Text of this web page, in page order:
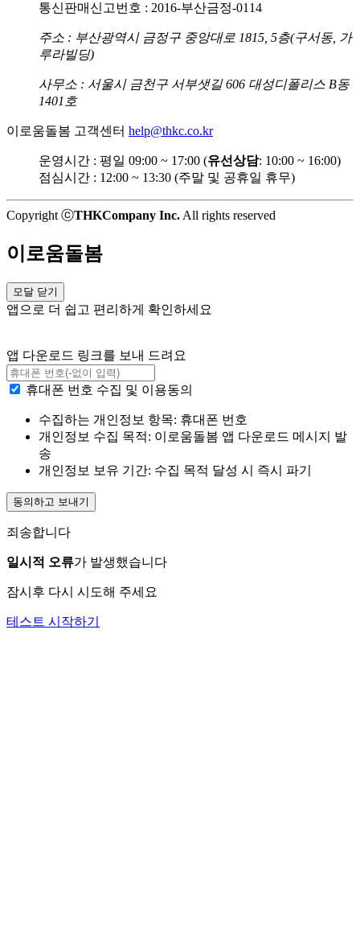
통신판매신고번호 : 2016-부산금정-0114
주소 : 부산광역시 금정구 중앙대로 1815, 5층(구서동, 가
루라빌딩)
사무소 : 서울시 금천구 서부샛길 606 대성디폴리스 B동
1401호
이로움돌봄 고객센터 help@thkc.co.kr
운영시간 : 평일 09:00 ~ 17:00 (유선상담: 10:00 ~ 16:00)
점심시간 : 12:00 ~ 13:30 (주말 및 공휴일 휴무)
Copyright ⓒTHKCompany Inc. All rights reserved
이로움돌봄
모달 닫기
앱으로 더 쉽고 편리하게 확인하세요
앱 다운로드 링크를 보내 드려요
휴대폰 번호 수집 및 이용동의
수집하는 개인정보 항목: 휴대폰 번호
개인정보 수집 목적: 이로움돌봄 앱 다운로드 메시지 발
송
개인정보 보유 기간: 수집 목적 달성 시 즉시 파기
동의하고 보내기
죄송합니다
일시적 오류가 발생했습니다
잠시후 다시 시도해 주세요
테스트 시작하기